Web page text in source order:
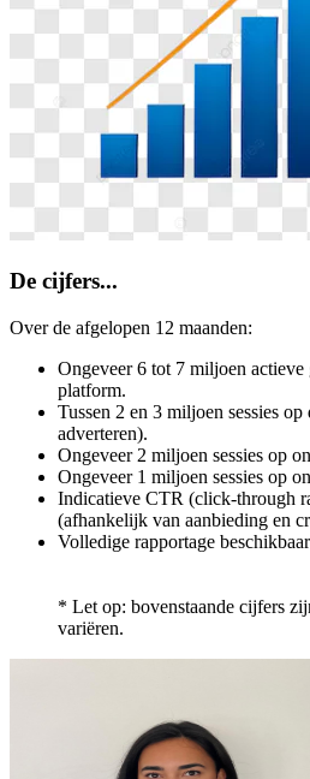
De cijfers...
Over de afgelopen 12 maanden:
Ongeveer 6 tot 7 miljoen
platform.
Tussen 2 en 3 miljoen sessies
adverteren).
Ongeveer 2 miljoen sessies op
Ongeveer 1 miljoen sessies op
Indicatieve CTR (click-through
(afhankelijk van aanbieding en
Volledige rapportage
* Let op: bovenstaande cijfers
variëren.